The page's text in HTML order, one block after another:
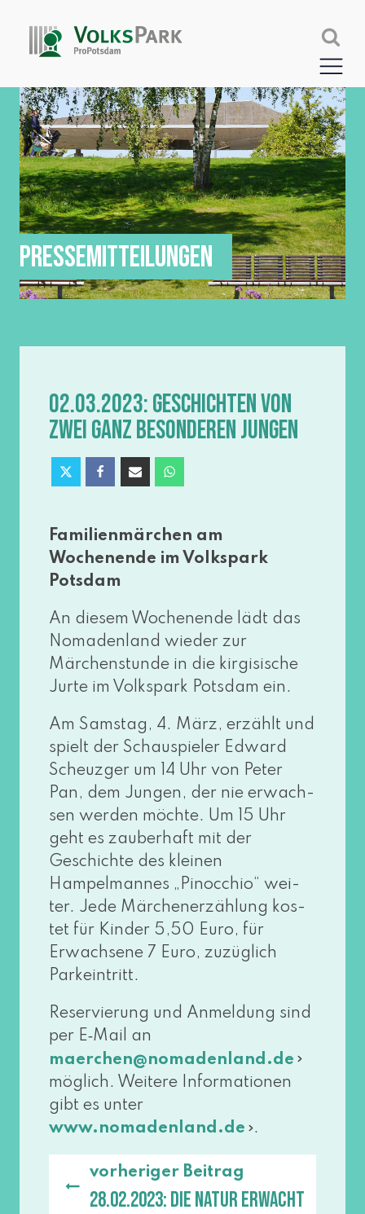
PRESSEMITTEILUNGEN
02.03.2023: GESCHICHTEN VON
ZWEI GANZ BESONDEREN JUNGEN
Familienmärchen am
Wochenende im Volkspark
Potsdam
An die­sem Wochenende lädt das
Nomadenland wie­der zur
Märchenstunde in die kir­gi­si­sche
Jurte im Volkspark Potsdam ein.
Am Samstag, 4. März, erzählt und
spielt der Schauspieler Edward
Scheuzger um 14 Uhr von Peter
Pan, dem Jungen, der nie erwach­
sen wer­den möch­te. Um 15 Uhr
geht es zau­ber­haft mit der
Geschichte des klei­nen
Hampelmannes „Pinocchio“ wei­
ter. Jede Märchenerzählung kos­
tet für Kinder 5,50 Euro, für
Erwachsene 7 Euro, zuzüg­lich
Parkeintritt.
Reservierung und Anmeldung sind
per E‑Mail an
maerchen@​nomadenland.​de
mög­lich. Weitere Informationen
gibt es unter
www​.noma​den​land​.de .
vorheriger Beitrag
28.02.2023: Die Natur erwacht